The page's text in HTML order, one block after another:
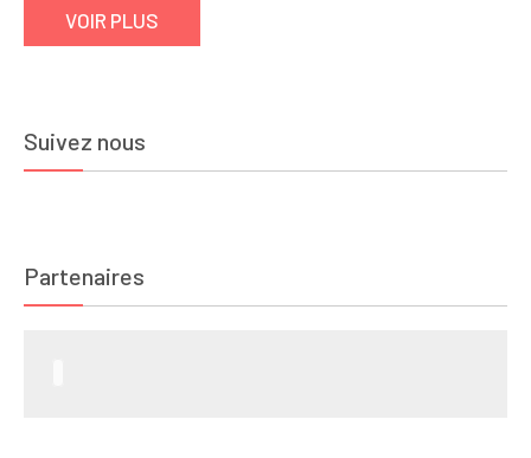
VOIR PLUS
Suivez nous
Partenaires